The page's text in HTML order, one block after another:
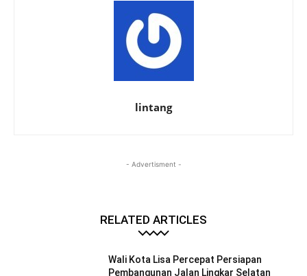
lintang
- Advertisment -
RELATED ARTICLES
Wali Kota Lisa Percepat Persiapan
Pembangunan Jalan Lingkar Selatan